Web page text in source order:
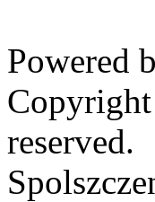
Powered
reserved.